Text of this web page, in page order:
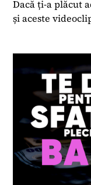
Dacă ți-a plăcut
și aceste